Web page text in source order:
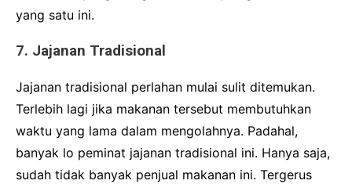
yang satu ini.
7. Jajanan Tradisional
Jajanan tradisional perlahan mulai sulit ditemukan.
Terlebih lagi jika makanan tersebut membutuhkan
waktu yang lama dalam mengolahnya. Padahal,
banyak lo peminat jajanan tradisional ini. Hanya saja,
sudah tidak banyak penjual makanan ini. Tergerus